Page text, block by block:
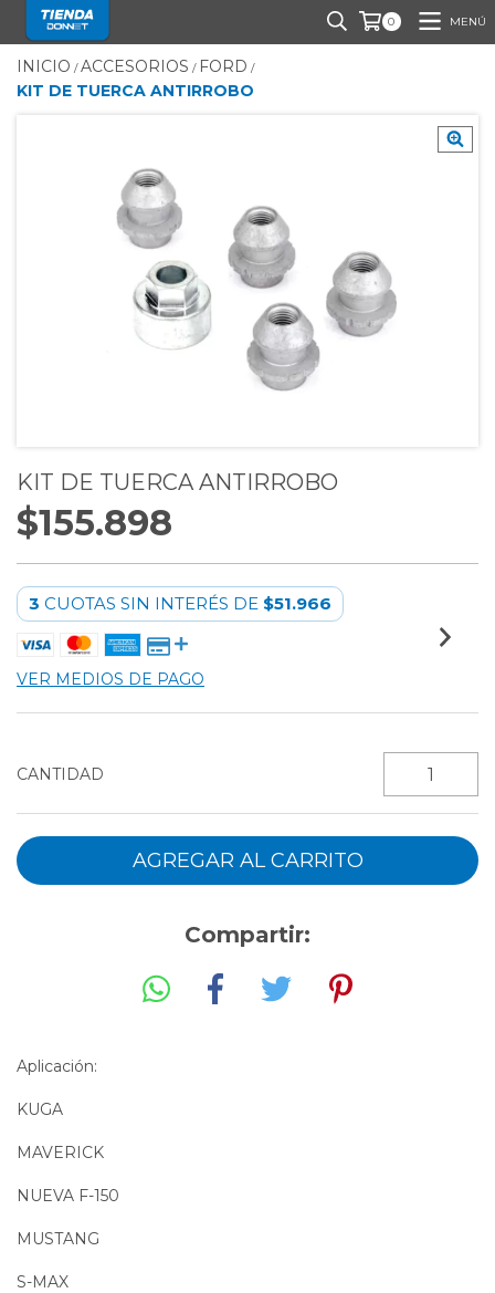
0 MENÚ
INICIO / ACCESORIOS / FORD /
KIT DE TUERCA ANTIRROBO
KIT DE TUERCA ANTIRROBO
$155.898
3 CUOTAS SIN INTERÉS DE $51.966
VER MEDIOS DE PAGO
CANTIDAD
Compartir:
Aplicación:
KUGA
MAVERICK
NUEVA F-150
MUSTANG
S-MAX